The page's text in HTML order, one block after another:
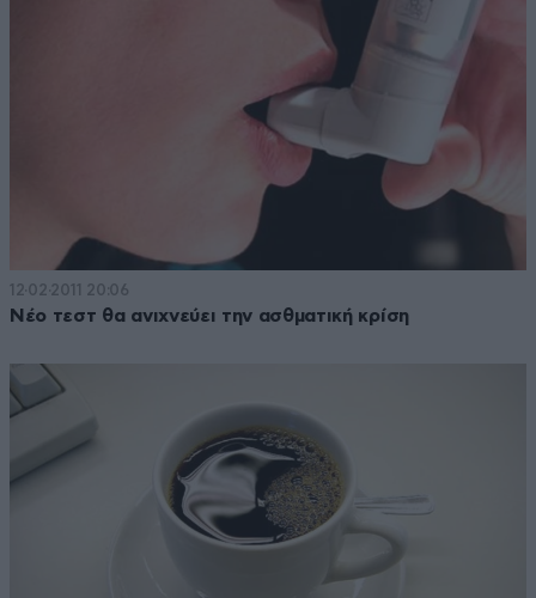
12·02·2011 20:06
Νέο τεστ θα ανιχνεύει την ασθματική κρίση